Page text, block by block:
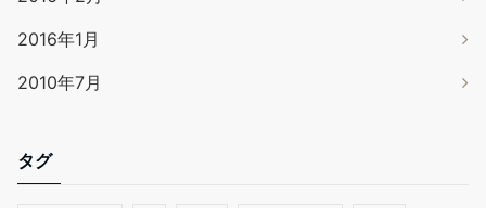
2016年1月
2010年7月
タグ